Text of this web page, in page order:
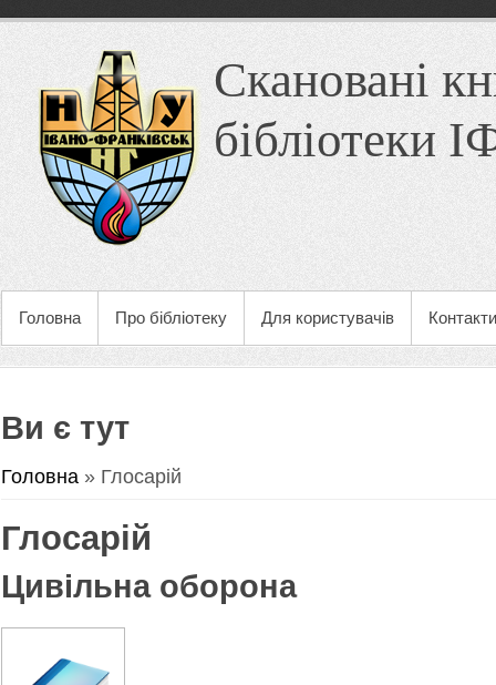
Скановані
бібліотеки
Головна Про бібліотеку Для користувачів Контакти
Ви є тут
Головна » Глосарій
Глосарій
Цивільна оборона